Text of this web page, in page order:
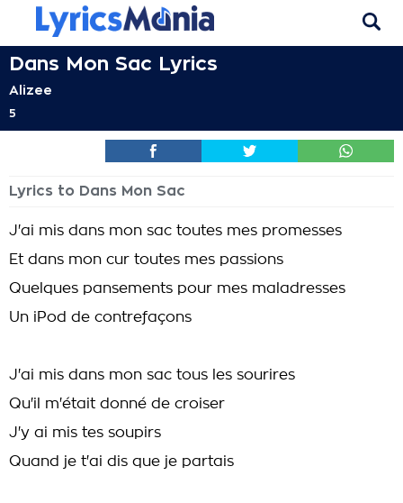
Dans Mon Sac Lyrics
Alizee
5
Lyrics to Dans Mon Sac
J'ai mis dans mon sac toutes mes promesses
Et dans mon cur toutes mes passions
Quelques pansements pour mes maladresses
Un iPod de contrefaçons
J'ai mis dans mon sac tous les sourires
Qu'il m'était donné de croiser
J'y ai mis tes soupirs
Quand je t'ai dis que je partais